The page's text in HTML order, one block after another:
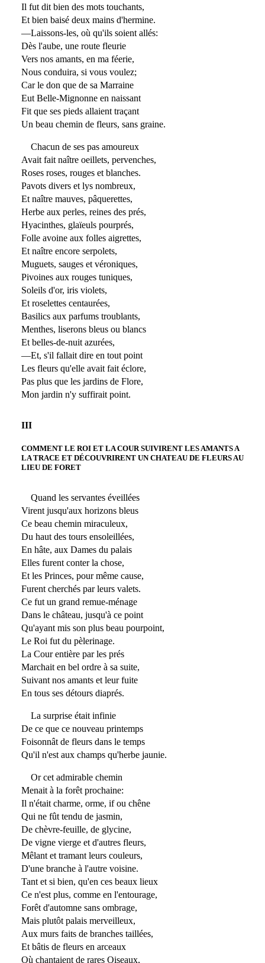
Il fut dit bien des mots touchants,
Et bien baisé deux mains d'hermine.
—Laissons-les, où qu'ils soient allés:
Dès l'aube, une route fleurie
Vers nos amants, en ma féerie,
Nous conduira, si vous voulez;
Car le don que de sa Marraine
Eut Belle-Mignonne en naissant
Fit que ses pieds allaient traçant
Un beau chemin de fleurs, sans graine.
Chacun de ses pas amoureux
Avait fait naître oeillets, pervenches,
Roses roses, rouges et blanches.
Pavots divers et lys nombreux,
Et naître mauves, pâquerettes,
Herbe aux perles, reines des prés,
Hyacinthes, glaïeuls pourprés,
Folle avoine aux folles aigrettes,
Et naître encore serpolets,
Muguets, sauges et véroniques,
Pivoines aux rouges tuniques,
Soleils d'or, iris violets,
Et roselettes centaurées,
Basilics aux parfums troublants,
Menthes, liserons bleus ou blancs
Et belles-de-nuit azurées,
—Et, s'il fallait dire en tout point
Les fleurs qu'elle avait fait éclore,
Pas plus que les jardins de Flore,
Mon jardin n'y suffirait point.
III
COMMENT LE ROI ET LA COUR SUIVIRENT LES AMANTS A
LA TRACE ET DÉCOUVRIRENT UN CHATEAU DE FLEURS AU
LIEU DE FORET
Quand les servantes éveillées
Virent jusqu'aux horizons bleus
Ce beau chemin miraculeux,
Du haut des tours ensoleillées,
En hâte, aux Dames du palais
Elles furent conter la chose,
Et les Princes, pour même cause,
Furent cherchés par leurs valets.
Ce fut un grand remue-ménage
Dans le château, jusqu'à ce point
Qu'ayant mis son plus beau pourpoint,
Le Roi fut du pèlerinage.
La Cour entière par les prés
Marchait en bel ordre à sa suite,
Suivant nos amants et leur fuite
En tous ses détours diaprés.
La surprise était infinie
De ce que ce nouveau printemps
Foisonnât de fleurs dans le temps
Qu'il n'est aux champs qu'herbe jaunie.
Or cet admirable chemin
Menait à la forêt prochaine:
Il n'était charme, orme, if ou chêne
Qui ne fût tendu de jasmin,
De chèvre-feuille, de glycine,
De vigne vierge et d'autres fleurs,
Mêlant et tramant leurs couleurs,
D'une branche à l'autre voisine.
Tant et si bien, qu'en ces beaux lieux
Ce n'est plus, comme en l'entourage,
Forêt d'automne sans ombrage,
Mais plutôt palais merveilleux,
Aux murs faits de branches taillées,
Et bâtis de fleurs en arceaux
Où chantaient de rares Oiseaux,